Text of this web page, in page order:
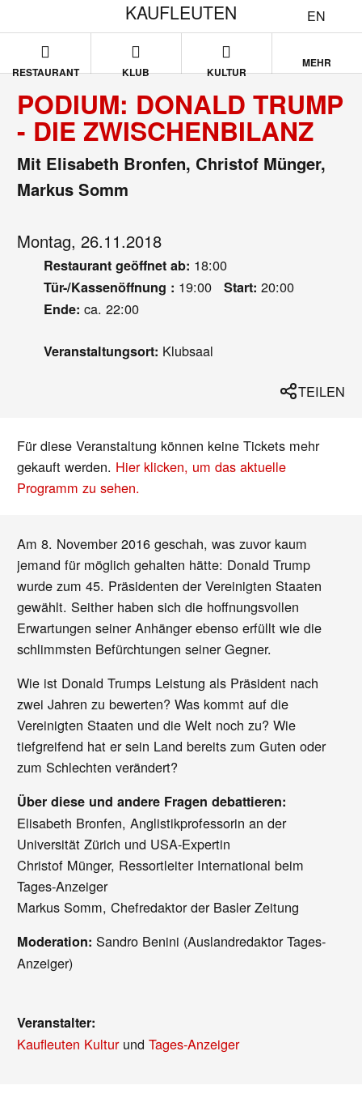
EN
KAUFLEUTEN
RESTAURANT KLUB KULTUR
MEHR
PODIUM: DONALD TRUMP
- DIE ZWISCHENBILANZ
Mit Elisabeth Bronfen, Christof Münger,
Markus Somm
Montag, 26.11.2018
Restaurant geöffnet ab: 18:00
Tür-/Kassenöffnung : 19:00 Start: 20:00
Ende: ca. 22:00
Veranstaltungsort: Klubsaal
TEILEN
Für diese Veranstaltung können keine Tickets mehr
gekauft werden. Hier klicken, um das aktuelle
Programm zu sehen.
Am 8. November 2016 geschah, was zuvor kaum
jemand für möglich gehalten hätte: Donald Trump
wurde zum 45. Präsidenten der Vereinigten Staaten
gewählt. Seither haben sich die hoffnungsvollen
Erwartungen seiner Anhänger ebenso erfüllt wie die
schlimmsten Befürchtungen seiner Gegner.
Wie ist Donald Trumps Leistung als Präsident nach
zwei Jahren zu bewerten? Was kommt auf die
Vereinigten Staaten und die Welt noch zu? Wie
tiefgreifend hat er sein Land bereits zum Guten oder
zum Schlechten verändert?
Über diese und andere Fragen debattieren:
Elisabeth Bronfen, Anglistikprofessorin an der
Universität Zürich und USA-Expertin
Christof Münger, Ressortleiter International beim
Tages-Anzeiger
Markus Somm, Chefredaktor der Basler Zeitung
Moderation:Sandro Benini (Auslandredaktor Tages-
Anzeiger)
Veranstalter:
Kaufleuten Kultur undTages-Anzeiger